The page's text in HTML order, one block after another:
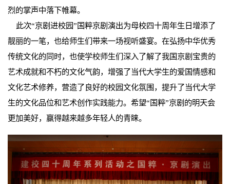
烈的掌声中落下帷幕。
此次“京剧进校园”国粹京剧演出为母校四十周年生日增添了
靓丽的一笔，也给师生们带来一场视听盛宴。在弘扬中华优秀
传统文化的同时，也使学校师生们深入了解了我国京剧宝贵的
艺术成就和不朽的文化气韵，增强了当代大学生的爱国情感和
文化艺术修养，营造了良好的校园文化氛围，提升了当代大学
生的文化品位和艺术创作实践能力。希望“国粹”京剧的明天会
更加美好，赢得越来越多年轻人的青睐。